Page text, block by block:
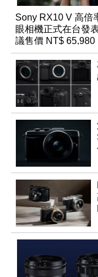
Sony RX10 V 高倍
眼相機正式在台發
議售價 NT$ 65,980